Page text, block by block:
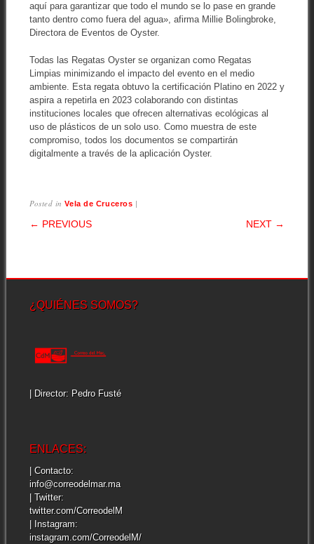
aquí para garantizar que todo el mundo se lo pase en grande
tanto dentro como fuera del agua», afirma Millie Bolingbroke,
Directora de Eventos de Oyster.
Todas las Regatas Oyster se organizan como Regatas
Limpias minimizando el impacto del evento en el medio
ambiente. Esta regata obtuvo la certificación Platino en 2022 y
aspira a repetirla en 2023 colaborando con distintas
instituciones locales que ofrecen alternativas ecológicas al
uso de plásticos de un solo uso. Como muestra de este
compromiso, todos los documentos se compartirán
digitalmente a través de la aplicación Oyster.
Posted inVela de Cruceros |
POST NAVIGATION
← PREVIOUS NEXT →
¿QUIÉNES SOMOS?
| Director: Pedro Fusté
ENLACES:
| Contacto:
info@correodelmar.ma
| Twitter:
twitter.com/CorreodelM
| Instagram:
instagram.com/CorreodelM/